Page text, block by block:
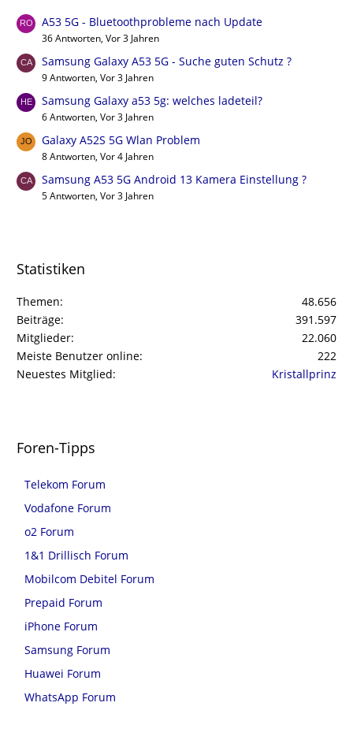
A53 5G - Bluetoothprobleme nach Update
36 Antworten, Vor 3 Jahren
Samsung Galaxy A53 5G - Suche guten Schutz ?
9 Antworten, Vor 3 Jahren
Samsung Galaxy a53 5g: welches ladeteil?
6 Antworten, Vor 3 Jahren
Galaxy A52S 5G Wlan Problem
8 Antworten, Vor 4 Jahren
Samsung A53 5G Android 13 Kamera Einstellung ?
5 Antworten, Vor 3 Jahren
Statistiken
Themen
48.656
Beiträge
391.597
Mitglieder
22.060
Meiste Benutzer online
222
Neuestes Mitglied
Kristallprinz
Foren-Tipps
Telekom Forum
Vodafone Forum
o2 Forum
1&1 Drillisch Forum
Mobilcom Debitel Forum
Prepaid Forum
iPhone Forum
Samsung Forum
Huawei Forum
WhatsApp Forum